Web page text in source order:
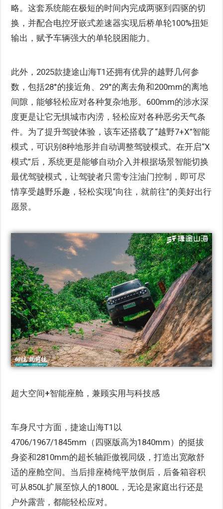
略。这套系统能在极短的时间内完成两驱到四驱的切
换，并配合电控牙嵌式差速器实现后桥单轮100%扭矩
输出，赋予车辆强大的单轮脱困能力。
此外，2025款捷途山海T1还拥有优异的越野几何参
数，包括28°的接近角、29°的离去角和200mm的离地
间隙，能够轻松应对各种复杂地形。600mm的涉水深
度更是让它无惧城市内涝，轻松应对各种恶劣天气条
件。为了提升驾驶体验，该车还搭载了“越野7+X”智能
模式，可识别8种地形并自动调整驾驶模式。在开启“X
模式”后，系统更是能够自动介入并根据场景智能切换
最优驾驶模式，让驾驶者只需专注油门控制，即可尽
情享受越野乐趣，轻松实现“向往，就前往”的美好出行
愿景。
超大空间+智能座舱，兼顾实用与科技感
车身尺寸方面，捷途山海T1以
4706/1967/1845mm（四驱版高为1840mm）的挺拔
身姿和2810mm的超长轴距傲视同级，打造出宽敞舒
适的座舱空间。当后排座椅纯平放倒后，后备箱容积
可从850L扩展至惊人的1800L，无论是家庭出行还是
户外露营，都能轻松应对。